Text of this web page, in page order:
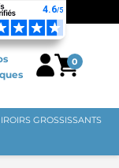
GRATUITE EN
0
GROSSISSANTS